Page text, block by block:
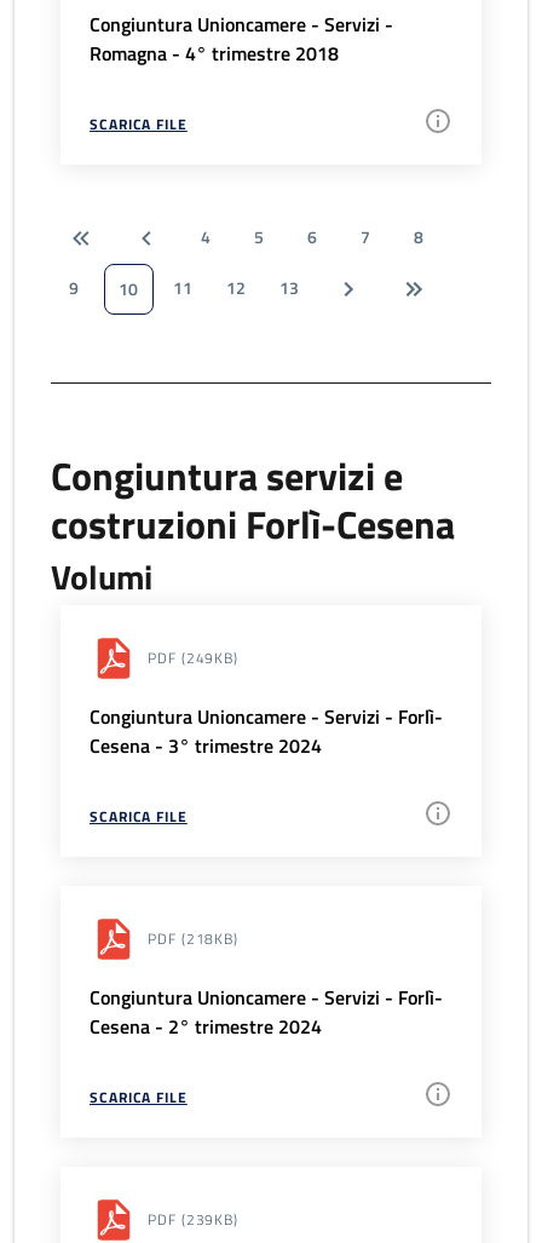
Congiuntura Unioncamere - Servizi -
Romagna - 4° trimestre 2018
SCARICA FILE
4 5 6 7
8
9
10 11 12 13
Congiuntura servizi e
costruzioni Forlì-Cesena
Volumi
PDF (249KB)
Congiuntura Unioncamere - Servizi - Forlì-
Cesena - 3° trimestre 2024
SCARICA FILE
PDF (218KB)
Congiuntura Unioncamere - Servizi - Forlì-
Cesena - 2° trimestre 2024
SCARICA FILE
PDF (239KB)